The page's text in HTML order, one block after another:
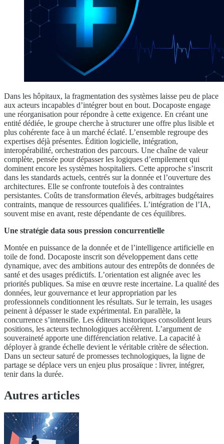
Dans les hôpitaux, la fragmentation des systèmes laisse peu de place
aux acteurs incapables d’intégrer bout en bout. Docaposte engage
une réorganisation pour répondre à cette exigence. En créant une
entité dédiée, le groupe cherche à structurer une offre plus lisible et
plus cohérente face à un marché éclaté. L’ensemble regroupe des
expertises déjà présentes. Édition logicielle, intégration,
interopérabilité, orchestration des parcours. Une chaîne de valeur
complète, pensée pour dépasser les logiques d’empilement qui
dominent encore les systèmes hospitaliers. Cette approche s’inscrit
dans les standards actuels, centrés sur la donnée et l’ouverture des
architectures. Elle se confronte toutefois à des contraintes
persistantes. Coûts de transformation élevés, arbitrages budgétaires
contraints, manque de ressources qualifiées. L’intégration de l’IA,
souvent mise en avant, reste dépendante de ces équilibres.
Une stratégie data sous pression concurrentielle
Montée en puissance de la donnée et de l’intelligence artificielle en
toile de fond. Docaposte inscrit son développement dans cette
dynamique, avec des ambitions autour des entrepôts de données de
santé et des usages prédictifs. L’orientation est alignée avec les
priorités publiques. Sa mise en œuvre reste incertaine. La qualité des
données, leur gouvernance et leur appropriation par les
professionnels conditionnent les résultats. Sur le terrain, les usages
peinent à dépasser le stade expérimental. En parallèle, la
concurrence s’intensifie. Les éditeurs historiques consolident leurs
positions, les acteurs technologiques accélèrent. L’argument de
souveraineté apporte une différenciation relative. La capacité à
déployer à grande échelle devient le véritable critère de sélection.
Dans un secteur saturé de promesses technologiques, la ligne de
partage se déplace vers un enjeu plus prosaïque : livrer, intégrer,
tenir dans la durée.
Autres articles